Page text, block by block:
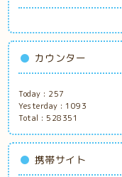
カウンター
Today : 257
Yesterday : 1093
Total : 528351
携帯サイト